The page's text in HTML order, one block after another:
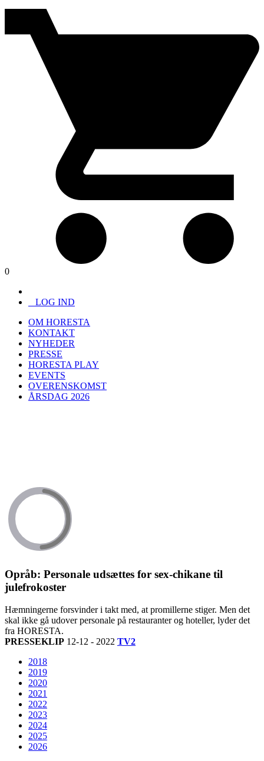
0
LOG IND
OM HORESTA
KONTAKT
NYHEDER
PRESSE
HORESTA PLAY
EVENTS
OVERENSKOMST
ÅRSDAG 2026
Opråb: Personale udsættes for sex-chikane til
julefrokoster
Hæmningerne forsvinder i takt med, at promillerne stiger. Men det
skal ikke gå udover personale på restauranter og hoteller, lyder det
fra HORESTA.
PRESSEKLIP 12-12 - 2022 TV2
2018
2019
2020
2021
2022
2023
2024
2025
2026